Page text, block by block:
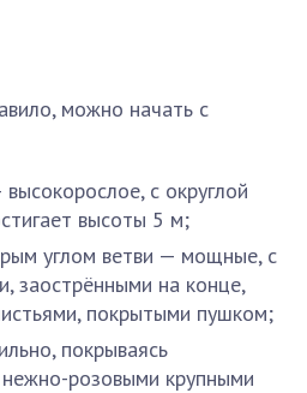
можно начать с
с округлой
высоты 5 м;
углом ветви — мощные, с
заострёнными на конце,
покрытыми пушком;
покрываясь
розовыми крупными